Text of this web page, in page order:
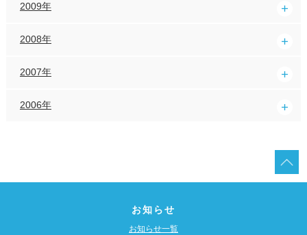
2009年
2008年
2007年
2006年
お知らせ
お知らせ一覧